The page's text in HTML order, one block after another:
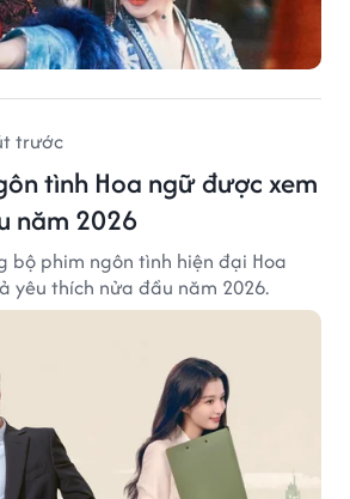
trước
tình Hoa ngữ được xem
năm 2026
bộ phim ngôn tình hiện đại Hoa
yêu thích nửa đầu năm 2026.